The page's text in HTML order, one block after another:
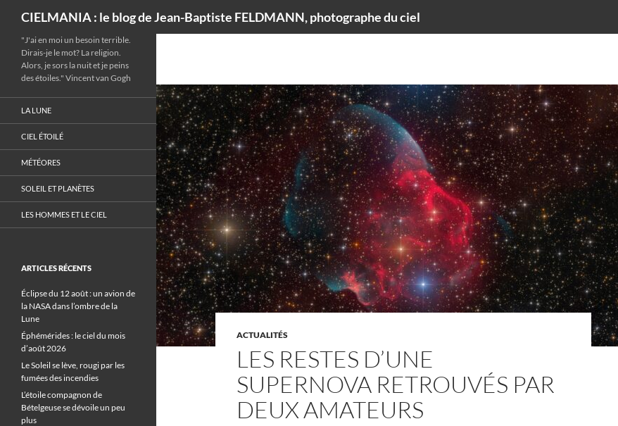
CIELMANIA : le blog de Jean-Baptiste FELDMANN, photographe du ciel
ACTUALITÉS
LES RESTES D’UNE
SUPERNOVA RETROUVÉS PAR
DEUX AMATEURS
"J'ai en moi un besoin terrible.
Dirais-je le mot? La religion.
Alors, je sors la nuit et je peins
des étoiles." Vincent van Gogh
LA LUNE
CIEL ÉTOILÉ
MÉTÉORES
SOLEIL ET PLANÈTES
LES HOMMES ET LE CIEL
ARTICLES RÉCENTS
Éclipse du 12 août : un avion de
la NASA dans l’ombre de la
Lune
Éphémérides : le ciel du mois
d’août 2026
Le Soleil se lève, rougi par les
fumées des incendies
L’étoile compagnon de
Bételgeuse se dévoile un peu
plus